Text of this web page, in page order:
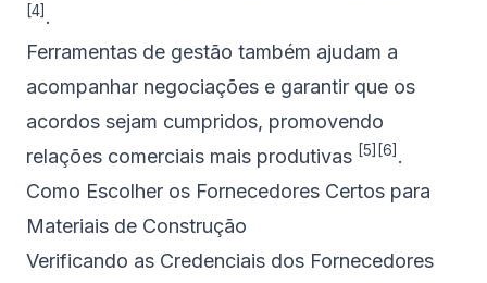
[4] .
Ferramentas de gestão também ajudam a
acompanhar negociações e garantir que os
acordos sejam cumpridos, promovendo
relações comerciais mais produtivas [5] [6] .
Como Escolher os Fornecedores Certos para
Materiais de Construção
Verificando as Credenciais dos Fornecedores